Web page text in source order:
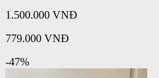
1.500.000 VNĐ
779.000 VNĐ
-47%